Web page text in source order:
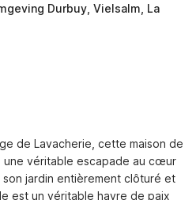
Durbuy, Vielsalm, La
de Lavacherie, cette maison de
véritable escapade au cœur
jardin entièrement clôturé et
est un véritable havre de paix